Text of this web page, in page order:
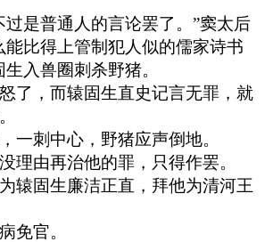
过是普通人的言论罢了。”窦太后
能比得上管制犯人似的儒家诗书
入兽圈刺杀野猪。
了，而辕固生直史记言无罪，就
一刺中心，野猪应声倒地。
理由再治他的罪，只得作罢。
辕固生廉洁正直，拜他为清河王
免官。